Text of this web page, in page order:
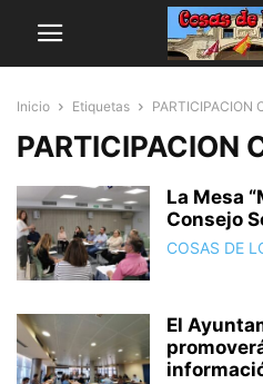
Inicio Etiquetas PARTICIPACION
PARTICIPACION
La Mesa
Consejo
COSAS DE
El